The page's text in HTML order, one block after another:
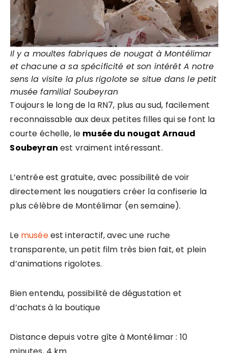
Il y a moultes fabriques de nougat à Montélimar
et chacune a sa spécificité et son intérêt A notre
sens la visite la plus rigolote se situe dans le petit
musée familial Soubeyran
Toujours le long de la RN7, plus au sud, facilement
reconnaissable aux deux petites filles qui se font la
courte échelle, le musée du nougat Arnaud
Soubeyran est vraiment intéressant.
L’entrée est gratuite, avec possibilité de voir
directement les nougatiers créer la confiserie la
plus célèbre de Montélimar (en semaine).
Le muséeest interactif, avec une ruche
transparente, un petit film très bien fait, et plein
d’animations rigolotes.
Bien entendu, possibilité de dégustation et
d’achats à la boutique
Distance depuis votre gîte à Montélimar : 10